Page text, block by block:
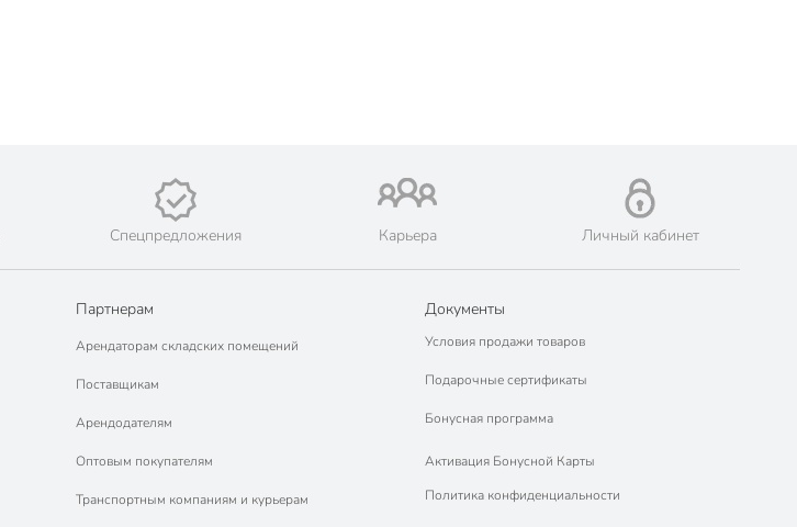
Спецпредложения Карьера Личный кабинет
Партнерам
Арендаторам складских помещений
Поставщикам
Арендодателям
Оптовым покупателям
Транспортным компаниям и курьерам
Документы
Условия продажи товаров
Подарочные сертификаты
Бонусная программа
Активация Бонусной Карты
Политика конфиденциальности